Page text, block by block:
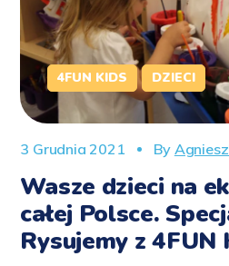
4FUN KIDS DZIECI
3 Grudnia 2021 By
Wasze dzieci na
całej Polsce.
Rysujemy z 4FUN